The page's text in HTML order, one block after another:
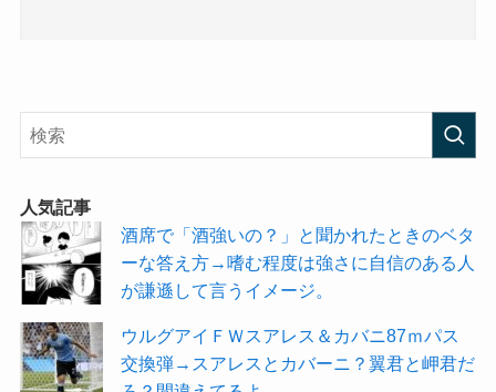
人気記事
酒席で「酒強いの？」と聞かれたときのベタ
ーな答え方→嗜む程度は強さに自信のある人
が謙遜して言うイメージ。
ウルグアイＦＷスアレス＆カバニ87ｍパス
交換弾→スアレスとカバーニ？翼君と岬君だ